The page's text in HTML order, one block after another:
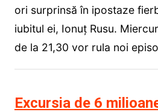
ori surprinsă în ipostaze
iubitul ei, Ionuț Rusu.
de la 21,30 vor rula noi
Excursia de 6